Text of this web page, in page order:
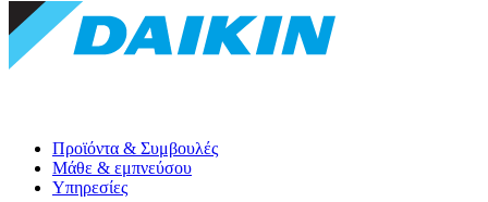
Προϊόντα & Συμβουλές
Μάθε & εμπνεύσου
Υπηρεσίες